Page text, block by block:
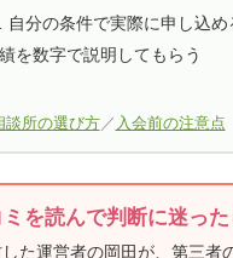
分の条件で実際に申し込め
を数字で説明してもらう
談所の選び方／ 入会前の注意点
ミを読んで判断に迷った
た運営者の岡田が、第三者